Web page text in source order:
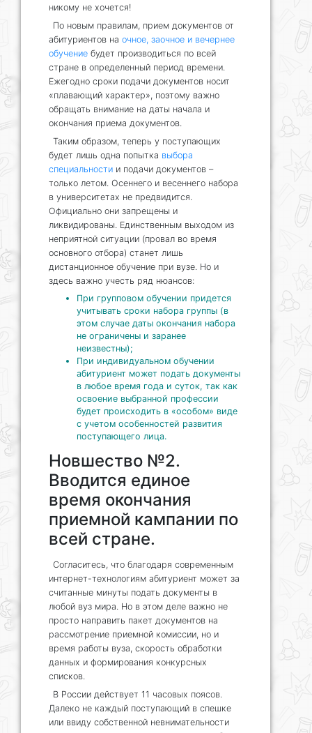
никому не хочется!
По новым правилам, прием документов от
абитуриентов на очное, заочное и вечернее
обучение будет производиться по всей
стране в определенный период времени.
Ежегодно сроки подачи документов носит
«плавающий характер», поэтому важно
обращать внимание на даты начала и
окончания приема документов.
Таким образом, теперь у поступающих
будет лишь одна попытка выбора
специальности и подачи документов –
только летом. Осеннего и весеннего набора
в университетах не предвидится.
Официально они запрещены и
ликвидированы. Единственным выходом из
неприятной ситуации (провал во время
основного отбора) станет лишь
дистанционное обучение при вузе. Но и
здесь важно учесть ряд нюансов:
При групповом обучении придется
учитывать сроки набора группы (в
этом случае даты окончания набора
не ограничены и заранее
неизвестны);
При индивидуальном обучении
абитуриент может подать документы
в любое время года и суток, так как
освоение выбранной профессии
будет происходить в «особом» виде
с учетом особенностей развития
поступающего лица.
Новшество №2.
Вводится единое
время окончания
приемной кампании по
всей стране.
Согласитесь, что благодаря современным
интернет-технологиям абитуриент может за
считанные минуты подать документы в
любой вуз мира. Но в этом деле важно не
просто направить пакет документов на
рассмотрение приемной комиссии, но и
время работы вуза, скорость обработки
данных и формирования конкурсных
списков.
В России действует 11 часовых поясов.
Далеко не каждый поступающий в спешке
или ввиду собственной невнимательности